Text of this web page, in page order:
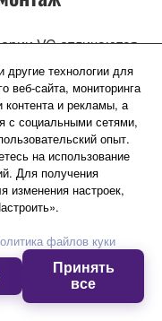
VC отличаются
корпусом, малым
которая
монтаж. Кроме
с нескользящей
технологии для
веб-сайта, мониторинга
контента и рекламы, а
с социальными сетями,
опыт.
на использование
Для получения
изменения настроек,
файлов куки
Принять
все